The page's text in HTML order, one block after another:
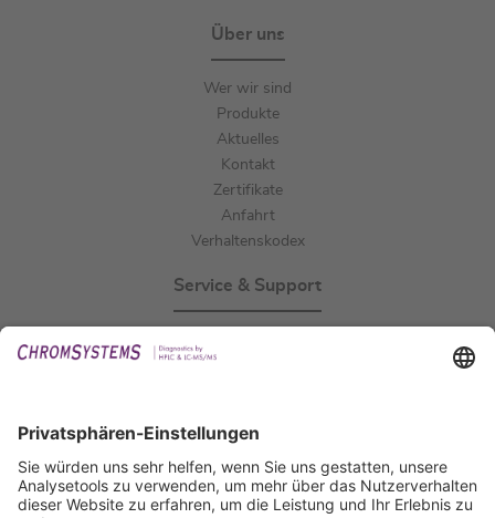
Über uns
Wer wir sind
Produkte
Aktuelles
Kontakt
Zertifikate
Anfahrt
Verhaltenskodex
Service & Support
IFU anfordern
Zertifizierungen